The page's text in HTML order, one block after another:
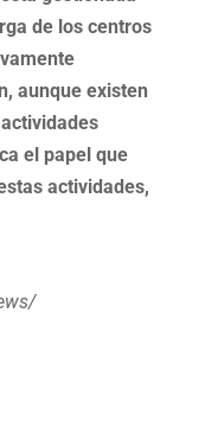
de los centros
aunque existen
el papel que
actividades,